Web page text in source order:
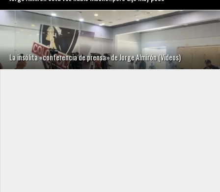
La insólita «conferencia de prensa» de Jorge Almirón (Videos)